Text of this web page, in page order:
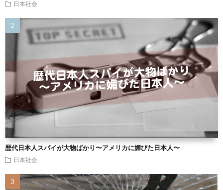
日本社会
歴代日本人スパイが大物ばかり〜アメリカに媚びた日本人〜
日本社会